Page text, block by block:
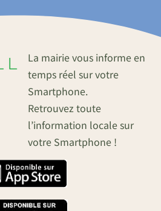
La mairie vous informe en
temps réel sur votre
Smartphone.
Retrouvez toute
l’information locale sur
votre Smartphone !